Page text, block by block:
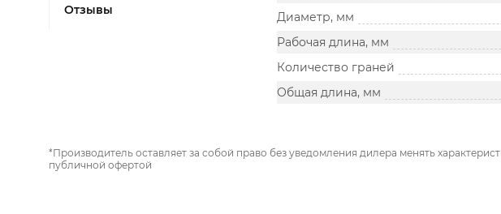
Отзывы
Диаметр, мм
Рабочая длина, мм
Количество граней
Общая длина, мм
*Производитель оставляет за собой право без уведомления дилера менять
публичной офертой